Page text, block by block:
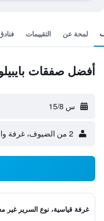
لمحة عن التقييمات
أفضل صفقات
س 15/8
2 من الضيوف، غرفة واحدة
غرفة قياسية، نوع السرير غير